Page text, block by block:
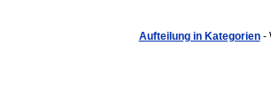
Aufteilung in Kategorien -